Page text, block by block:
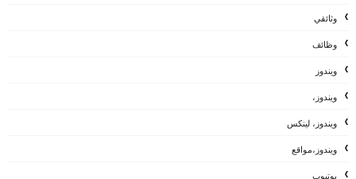
وثائقي
وظائف
ويندوز
ويندوز،
ويندوز، لينكس
ويندوز،مواقع
يوتيوب